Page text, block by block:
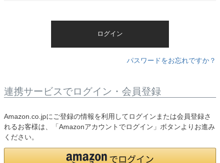
ログイン
パスワードをお忘れですか？
連携サービスでログイン・会員登録
Amazon.co.jpにご登録の情報を利用してログインまたは会員登録さ
れるお客様は、「Amazonアカウントでログイン」ボタンよりお進み
ください。